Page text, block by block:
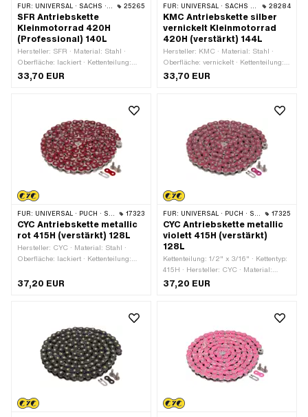
FÜR: UNIVERSAL · SACHS · KREIDLER 25265
SFR Antriebskette
Kleinmotorrad 420H
(Professional) 140L
Hersteller: SFR · Material: Stahl ·
Oberfläche: lackiert · Kettenteilung:
1/2" x 1/4" · Kettentyp: 420P ·
Abrollumfang: 1778 mm · Anzahl
33,70 EUR
FÜR: UNIVERSAL · SACHS · KREIDLER 28284
KMC Antriebskette silber
vernickelt Kleinmotorrad
420H (verstärkt) 144L
Hersteller: KMC · Material: Stahl ·
Oberfläche: vernickelt · Kettenteilung:
1/2" x 1/4" · Kettentyp: 420H ·
Abrollumfang: 1829 mm · Anzahl
Art: Federverschluss · Farbe: silber
33,70 EUR
FÜR: UNIVERSAL · PUCH · SACHS · PONY / CILO (BETA 521 & 512) · ZÜNDAPP BELMONDO · TOMOS · BYE BIKE 17323
CYC Antriebskette metallic
rot 415H (verstärkt) 128L
Hersteller: CYC · Material: Stahl ·
Oberfläche: lackiert · Kettenteilung:
Abrollumfang: 1626 mm · Anzahl
Kettenglieder: 128 Stk. · Kettenschloss-
37,20 EUR
FÜR: UNIVERSAL · PUCH · SACHS · PONY / CILO (BETA 521 & 512) · ZÜNDAPP BELMONDO · TOMOS · BYE BIKE 17325
CYC Antriebskette metallic
violett 415H (verstärkt)
128L
Kettenteilung: 1/2" x 3/16" · Kettentyp:
415H · Hersteller: CYC · Material:
Stahl · Oberfläche: lackiert · Farbe:
violett · Anzahl Kettenglieder: 128 Stk. ·
Kettenschloss-Art: Federverschluss
37,20 EUR